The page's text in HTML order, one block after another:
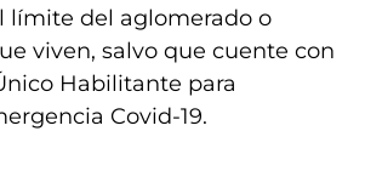
límite del aglomerado o
viven, salvo que cuente con
Habilitante para
Covid-19.